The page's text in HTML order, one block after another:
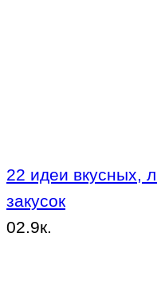
22 идеи вкусных,
закусок
02.9к.